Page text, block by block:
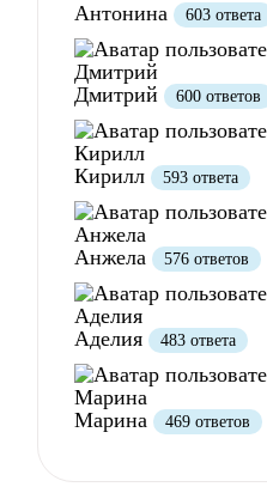
Антонина 603 ответа
Дмитрий 600 ответов
Кирилл 593 ответа
Анжела 576 ответов
Аделия 483 ответа
Марина 469 ответов